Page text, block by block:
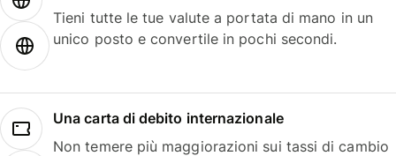
Tieni tutte le tue valute a portata di mano in un
unico posto e convertile in pochi secondi.
Una carta di debito internazionale
Non temere più maggiorazioni sui tassi di cambio